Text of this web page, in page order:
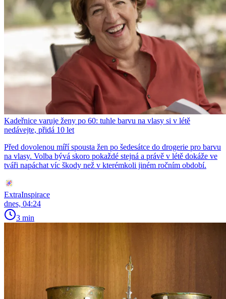
Kadeřnice varuje ženy po 60: tuhle barvu na vlasy si v létě
nedávejte, přidá 10 let
Před dovolenou míří spousta žen po šedesátce do drogerie pro barvu
na vlasy. Volba bývá skoro pokaždé stejná a právě v létě dokáže ve
tváři napáchat víc škody než v kterémkoli jiném ročním období.
ExtraInspirace
dnes, 04:24
3 min